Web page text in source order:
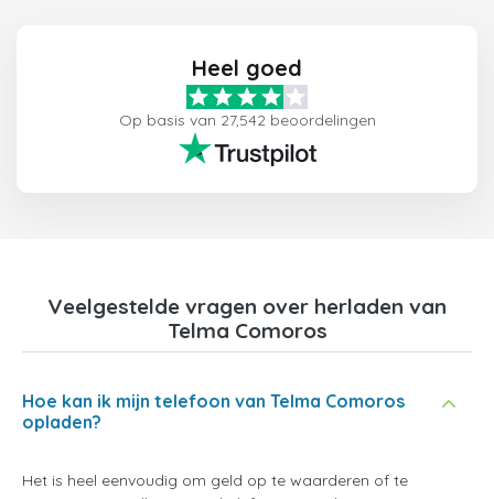
Heel goed
Op basis van 27,542 beoordelingen
Veelgestelde vragen over herladen van
Telma Comoros
Hoe kan ik mijn telefoon van Telma Comoros
opladen?
Het is heel eenvoudig om geld op te waarderen of te